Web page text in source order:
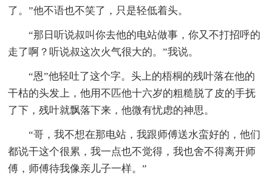
了。”他不语也不笑了，只是轻低着头。
“那日听说叔叫你去他的电站做事，你又不打招呼的
走了啊？听说叔这次火气很大的。”我说。
“恩”他轻吐了这个字。头上的梧桐的残叶落在他的
干枯的头发上，他用不匹他十六岁的粗糙脱了皮的手抚
了下，残叶就飘落下来，他微有忧虑的神思。
“哥，我不想在那电站，我跟师傅送水蛮好的，他们
都说干这个很累，我一点也不觉得，我也舍不得离开师
傅，师傅待我像亲儿子一样。”